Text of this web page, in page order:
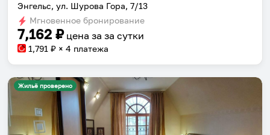
Энгельс, ул. Шурова Гора, 7/13
Мгновенное бронирование
7,162 ₽ цена за за сутки
1,791 ₽ × 4 платежа
Жильё проверено
Установить приложение